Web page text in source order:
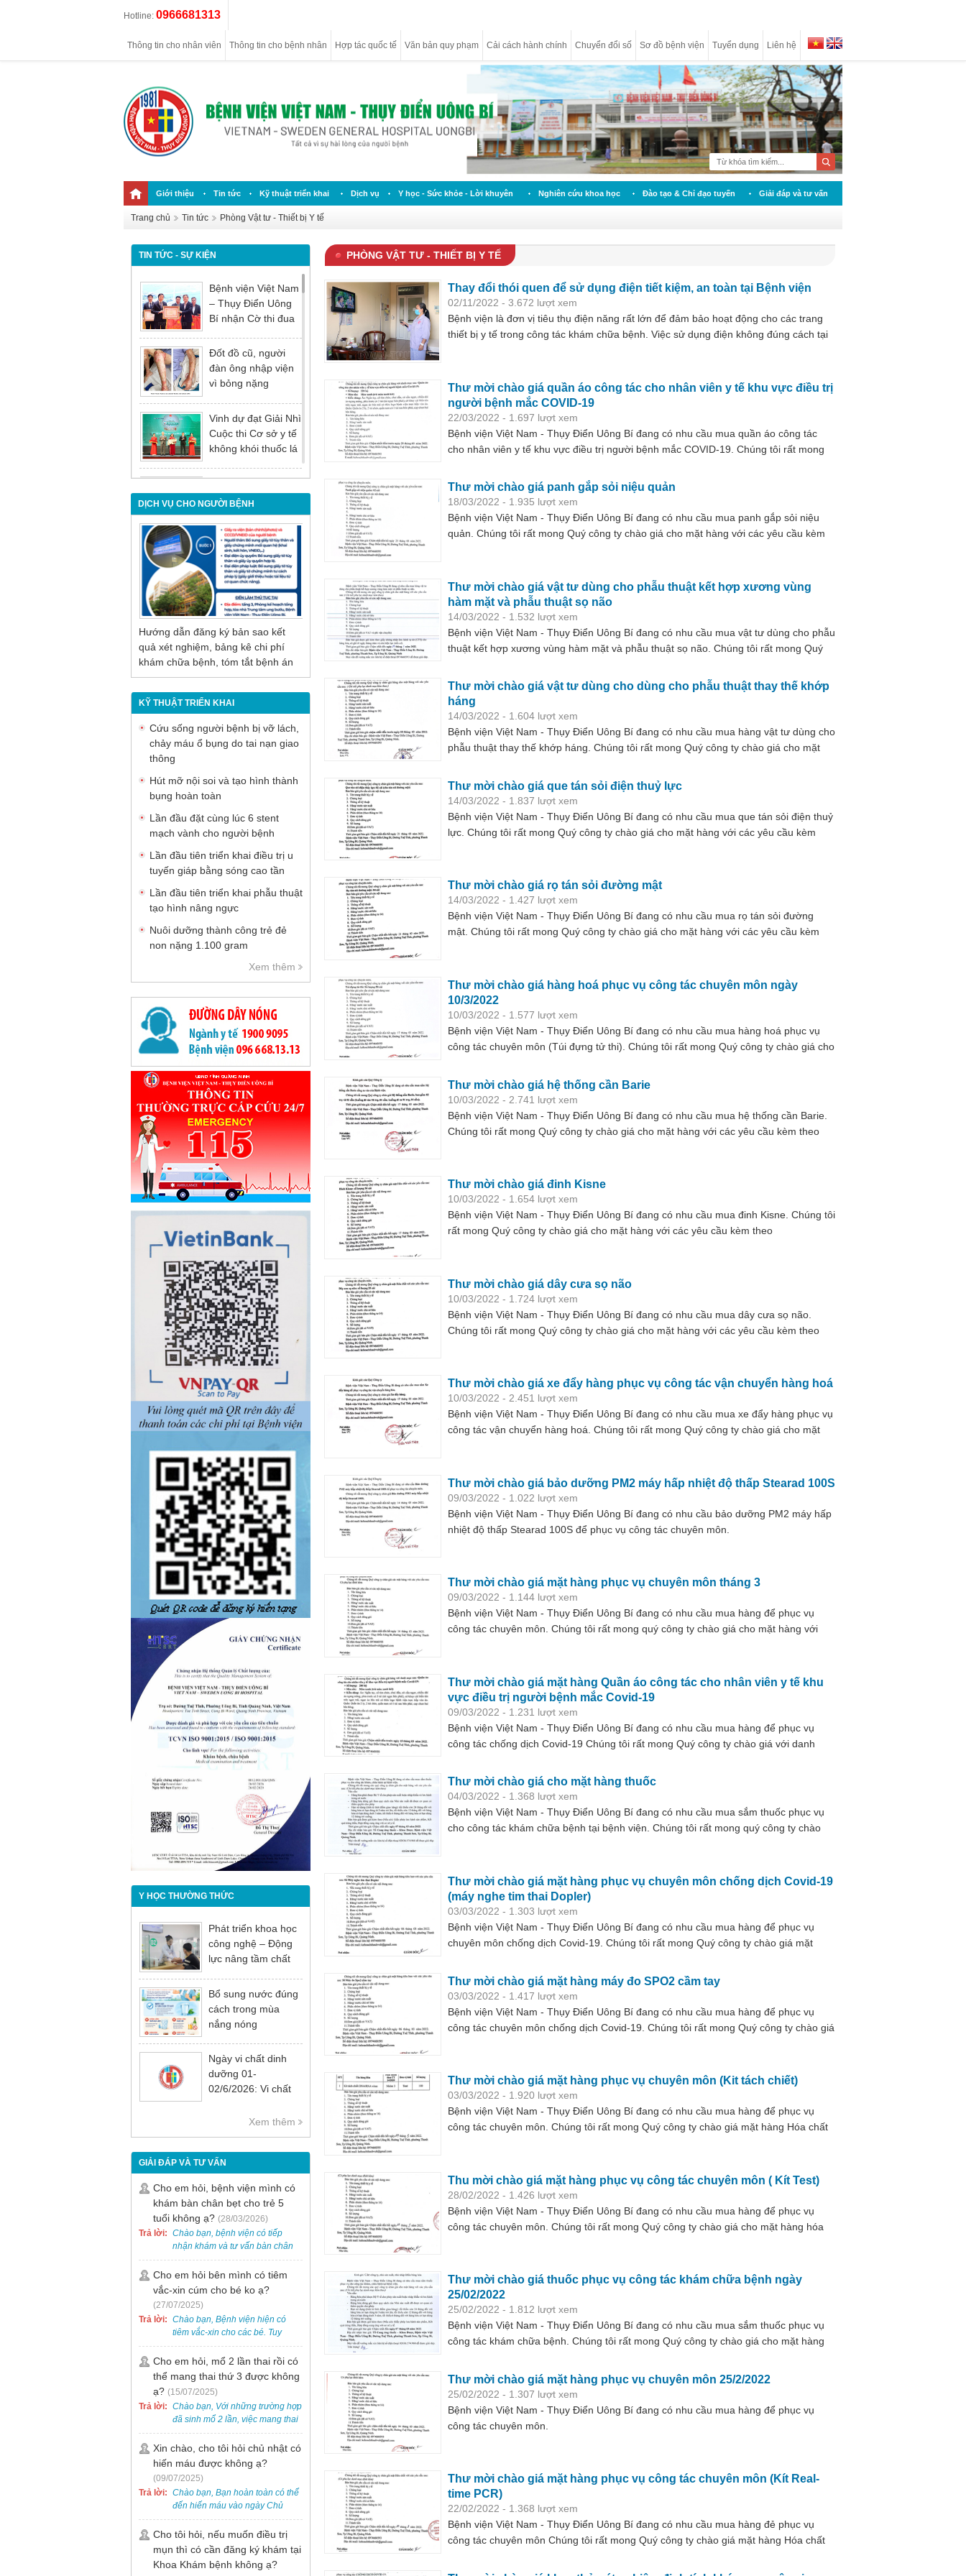
Hotline: 0966681313
Thông tin cho nhân viên Thông tin cho bệnh nhân Hợp tác quốc tế Văn bản quy phạm Cải cách hành chính Chuyển đổi số Sơ đồ bệnh viện Tuyển dụng Liên hệ
Giới thiệu Tin tức Kỹ thuật triển khai Dịch vụ Y học - Sức khỏe - Lời khuyên Nghiên cứu khoa học Đào tạo & Chỉ đạo tuyến Giải đáp và tư vấn
Trang chủ Tin tức Phòng Vật tư - Thiết bị Y tế
TIN TỨC - SỰ KIỆN
Bệnh viện Việt Nam
– Thụy Điển Uông
Bí nhận Cờ thi đua
năm 2025 của
Đảng ủy - Ủy ban
nhân dân Tỉnh
Đốt đồ cũ, người
đàn ông nhập viện
vì bỏng nặng
Vinh dự đạt Giải Nhì
Cuộc thi Cơ sở y tế
không khói thuốc lá
rào cản khiến việc
điều trị bị chậm trễ
Nội soi mật tụy
ngược dòng – Giải
pháp tối ưu cho
người bệnh sỏi ống
mật chủ
DỊCH VỤ CHO NGƯỜI BỆNH
Hướng dẫn đăng ký bản sao kết
quả xét nghiệm, bảng kê chi phí
khám chữa bệnh, tóm tắt bệnh án
KỸ THUẬT TRIỂN KHAI
Cứu sống người bệnh bị vỡ lách,
chảy máu ổ bụng do tai nạn giao
thông
Hút mỡ nội soi và tạo hình thành
bụng hoàn toàn
Lần đầu đặt cùng lúc 6 stent
mạch vành cho người bệnh
Lần đầu tiên triển khai điều trị u
tuyến giáp bằng sóng cao tần
Lần đầu tiên triển khai phẫu thuật
tạo hình nâng ngực
Nuôi dưỡng thành công trẻ đẻ
non nặng 1.100 gram
Xem thêm
Y HỌC THƯỜNG THỨC
Phát triển khoa học
công nghệ – Động
lực nâng tầm chất
bệnh
Bổ sung nước đúng
cách trong mùa
nắng nóng
Ngày vi chất dinh
dưỡng 01-
02/6/2026: Vi chất
thiết cho sự phát
Xem thêm
GIẢI ĐÁP VÀ TƯ VẤN
Cho em hỏi, bệnh viện mình có
khám bàn chân bẹt cho trẻ 5
tuổi không ạ? (28/03/2026)
Trả lời: Chào bạn, bệnh viện có tiếp
nhận khám và tư vấn bàn chân
bẹt cho trẻ em, bao gồm cả trẻ 5
tuổi. Bạn có thể đưa bé đến
Khoa Khám bệnh của bệnh viện
để được bác sĩ chuyên khoa
thăm khám. Ngoài ra, để thuận
tiện hơn, bạn có thể đặt lịch
khám trước qua số điện thoại:
0988 270 115. Nếu cần hỗ trợ
thêm, vui lòng liên hệ qua Zalo
hoặc Fanpage Bệnh viện Việt
Nam - Thụy Điển Uông Bí.
Cho em hỏi bên mình có tiêm
vắc-xin cúm cho bé ko ạ?
(27/07/2025)
Trả lời: Chào bạn, Bệnh viện hiện có
tiêm vắc-xin cho các bé. Tuy
nhiên, các loại vắc-xin thường về
theo từng đợt, không phải lúc
nào cũng có sẵn.
Cho em hỏi, mổ 2 lần thai rồi có
thể mang thai thứ 3 được không
ạ? (15/07/2025)
Trả lời: Chào bạn, Với những trường hợp
đã sinh mổ 2 lần, việc mang thai
lần 3 vẫn có thể thực hiện được.
Tại Bệnh viện, chúng tôi đã tiếp
nhận và hỗ trợ nhiều thai phụ có
nhu cầu tương tự.
Xin chào, cho tôi hỏi chủ nhật có
hiến máu được không ạ?
(09/07/2025)
Trả lời: Chào bạn, Bạn hoàn toàn có thể
đến hiến máu vào ngày Chủ
Nhật.
Cho tôi hỏi, nếu muốn điều trị
mụn thì có cần đăng ký khám tại
Khoa Khám bệnh không ạ?
PHÒNG VẬT TƯ - THIẾT BỊ Y TẾ
Thay đổi thói quen để sử dụng điện tiết kiệm, an toàn tại Bệnh viện
02/11/2022 - 3.672 lượt xem
Bệnh viện là đơn vị tiêu thụ điện năng rất lớn để đảm bảo hoạt động cho các trang
thiết bị y tế trong công tác khám chữa bệnh. Việc sử dụng điện không đúng cách tại
Thư mời chào giá quần áo công tác cho nhân viên y tế khu vực điều trị
người bệnh mắc COVID-19
22/03/2022 - 1.697 lượt xem
Bệnh viện Việt Nam - Thụy Điển Uông Bí đang có nhu cầu mua quần áo công tác
cho nhân viên y tế khu vực điều trị người bệnh mắc COVID-19. Chúng tôi rất mong
Thư mời chào giá panh gắp sỏi niệu quản
18/03/2022 - 1.935 lượt xem
Bệnh viện Việt Nam - Thụy Điển Uông Bí đang có nhu cầu mua panh gắp sỏi niệu
quản. Chúng tôi rất mong Quý công ty chào giá cho mặt hàng với các yêu cầu kèm
Thư mời chào giá vật tư dùng cho phẫu thuật kết hợp xương vùng
hàm mặt và phẫu thuật sọ não
14/03/2022 - 1.532 lượt xem
Bệnh viện Việt Nam - Thụy Điển Uông Bí đang có nhu cầu mua vật tư dùng cho phẫu
thuật kết hợp xương vùng hàm mặt và phẫu thuật sọ não. Chúng tôi rất mong Quý
Thư mời chào giá vật tư dùng cho dùng cho phẫu thuật thay thế khớp
háng
14/03/2022 - 1.604 lượt xem
Bệnh viện Việt Nam - Thụy Điển Uông Bí đang có nhu cầu mua hàng vật tư dùng cho
phẫu thuật thay thế khớp háng. Chúng tôi rất mong Quý công ty chào giá cho mặt
Thư mời chào giá que tán sỏi điện thuỷ lực
14/03/2022 - 1.837 lượt xem
Bệnh viện Việt Nam - Thụy Điển Uông Bí đang có nhu cầu mua que tán sỏi điện thuỷ
lực. Chúng tôi rất mong Quý công ty chào giá cho mặt hàng với các yêu cầu kèm
Thư mời chào giá rọ tán sỏi đường mật
14/03/2022 - 1.427 lượt xem
Bệnh viện Việt Nam - Thụy Điển Uông Bí đang có nhu cầu mua rọ tán sỏi đường
mật. Chúng tôi rất mong Quý công ty chào giá cho mặt hàng với các yêu cầu kèm
Thư mời chào giá hàng hoá phục vụ công tác chuyên môn ngày
10/3/2022
10/03/2022 - 1.577 lượt xem
Bệnh viện Việt Nam - Thụy Điển Uông Bí đang có nhu cầu mua hàng hoá phục vụ
công tác chuyên môn (Túi đựng tử thi). Chúng tôi rất mong Quý công ty chào giá cho
Thư mời chào giá hệ thống cần Barie
10/03/2022 - 2.741 lượt xem
Bệnh viện Việt Nam - Thụy Điển Uông Bí đang có nhu cầu mua hệ thống cần Barie.
Chúng tôi rất mong Quý công ty chào giá cho mặt hàng với các yêu cầu kèm theo
Thư mời chào giá đinh Kisne
10/03/2022 - 1.654 lượt xem
Bệnh viện Việt Nam - Thụy Điển Uông Bí đang có nhu cầu mua đinh Kisne. Chúng tôi
rất mong Quý công ty chào giá cho mặt hàng với các yêu cầu kèm theo
Thư mời chào giá dây cưa sọ não
10/03/2022 - 1.724 lượt xem
Bệnh viện Việt Nam - Thụy Điển Uông Bí đang có nhu cầu mua dây cưa sọ não.
Chúng tôi rất mong Quý công ty chào giá cho mặt hàng với các yêu cầu kèm theo
Thư mời chào giá xe đẩy hàng phục vụ công tác vận chuyển hàng hoá
10/03/2022 - 2.451 lượt xem
Bệnh viện Việt Nam - Thụy Điển Uông Bí đang có nhu cầu mua xe đẩy hàng phục vụ
công tác vận chuyển hàng hoá. Chúng tôi rất mong Quý công ty chào giá cho mặt
Thư mời chào giá bảo dưỡng PM2 máy hấp nhiệt độ thấp Stearad 100S
09/03/2022 - 1.022 lượt xem
Bệnh viện Việt Nam - Thụy Điển Uông Bí đang có nhu cầu bảo dưỡng PM2 máy hấp
nhiệt độ thấp Stearad 100S để phục vụ công tác chuyên môn.
Thư mời chào giá mặt hàng phục vụ chuyên môn tháng 3
09/03/2022 - 1.144 lượt xem
Bệnh viện Việt Nam - Thụy Điển Uông Bí đang có nhu cầu mua hàng để phục vụ
công tác chuyên môn. Chúng tôi rất mong quý công ty chào giá cho mặt hàng với
Thư mời chào giá mặt hàng Quần áo công tác cho nhân viên y tế khu
vực điều trị người bệnh mắc Covid-19
09/03/2022 - 1.231 lượt xem
Bệnh viện Việt Nam - Thụy Điển Uông Bí đang có nhu cầu mua hàng để phục vụ
công tác chống dịch Covid-19 Chúng tôi rất mong Quý công ty chào giá với danh
Thư mời chào giá cho mặt hàng thuốc
04/03/2022 - 1.368 lượt xem
Bệnh viện Việt Nam - Thụy Điển Uông Bí đang có nhu cầu mua sắm thuốc phục vụ
cho công tác khám chữa bệnh tại bệnh viện. Chúng tôi rất mong quý công ty chào
Thư mời chào giá mặt hàng phục vụ chuyên môn chống dịch Covid-19
(máy nghe tim thai Dopler)
03/03/2022 - 1.303 lượt xem
Bệnh viện Việt Nam - Thụy Điển Uông Bí đang có nhu cầu mua hàng để phục vụ
chuyên môn chống dịch Covid-19. Chúng tôi rất mong Quý công ty chào giá mặt
Thư mời chào giá mặt hàng máy đo SPO2 cầm tay
03/03/2022 - 1.417 lượt xem
Bệnh viện Việt Nam - Thụy Điển Uông Bí đang có nhu cầu mua hàng để phục vụ
công tác chuyên môn chống dịch Covid-19. Chúng tôi rất mong Quý công ty chào giá
Thư mời chào giá mặt hàng phục vụ chuyên môn (Kit tách chiết)
03/03/2022 - 1.920 lượt xem
Bệnh viện Việt Nam - Thụy Điển Uông Bí đang có nhu cầu mua hàng để phục vụ
công tác chuyên môn. Chúng tôi rất mong Quý công ty chào giá mặt hàng Hóa chất
Thu mời chào giá mặt hàng phục vụ công tác chuyên môn ( Kít Test)
28/02/2022 - 1.426 lượt xem
Bệnh viện Việt Nam - Thụy Điển Uông Bí đang có nhu cầu mua hàng để phục vụ
công tác chuyên môn. Chúng tôi rất mong Quý công ty chào giá cho mặt hàng hóa
Thư mời chào giá thuốc phục vụ công tác khám chữa bệnh ngày
25/02/2022
25/02/2022 - 1.812 lượt xem
Bệnh viện Việt Nam - Thụy Điển Uông Bí đang có nhu cầu mua sắm thuốc phục vụ
công tác khám chữa bệnh. Chúng tôi rất mong Quý công ty chào giá cho mặt hàng
Thư mời chào giá mặt hàng phục vụ chuyên môn 25/2/2022
25/02/2022 - 1.307 lượt xem
Bệnh viện Việt Nam - Thụy Điển Uông Bí đang có nhu cầu mua hàng để phục vụ
công tác chuyên môn.
Thư mời chào giá mặt hàng phục vụ công tác chuyên môn (Kít Real-
time PCR)
22/02/2022 - 1.368 lượt xem
Bệnh viện Việt Nam - Thụy Điển Uông Bí đang có nhu cầu mua hàng đẻ phục vụ
công tác chuyên môn Chúng tôi rất mong Quý công ty chào giá mặt hàng Hóa chất